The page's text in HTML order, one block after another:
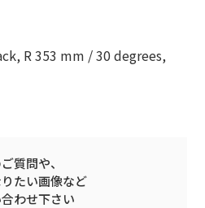
R 353 mm / 30 degrees,
質問や、
たい画像など
わせ下さい